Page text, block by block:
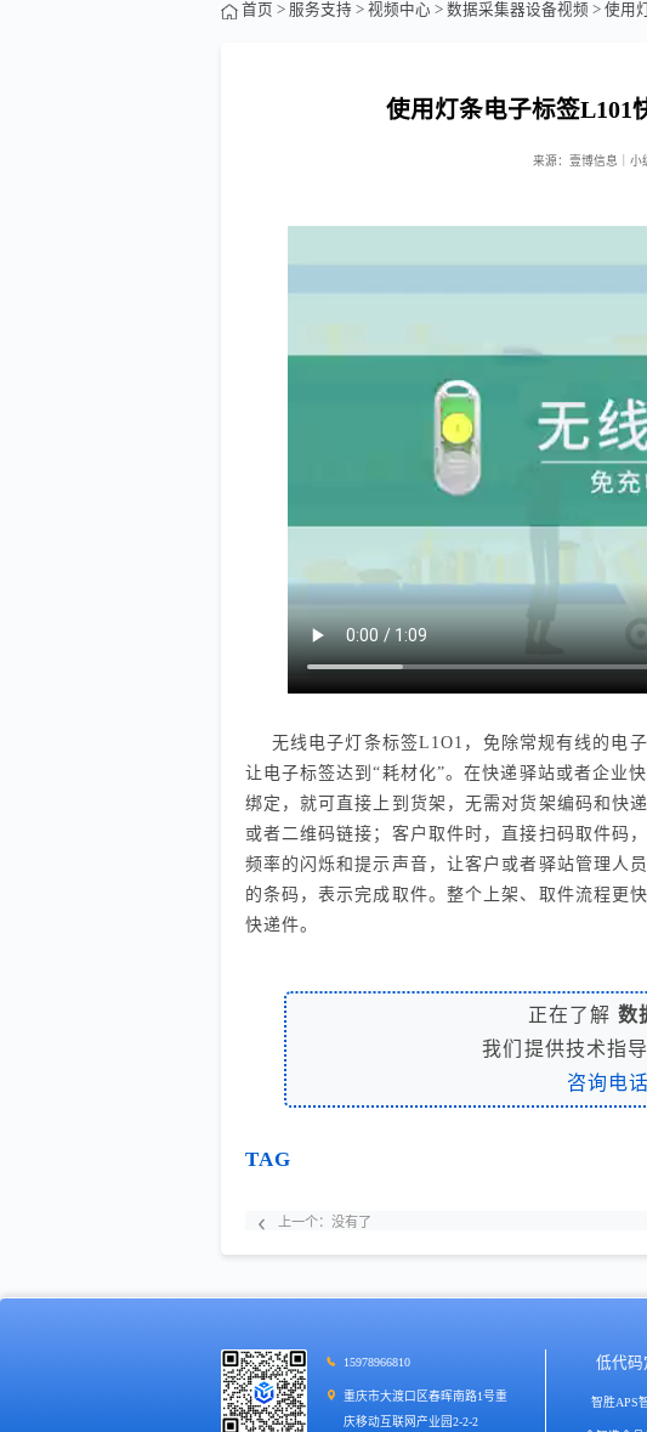
首页 > 服务支持 > 视频中心 > 数据采集器设备视频 > 使用
使用灯条电子标签L101
来源：壹博信息｜小
无线电子灯条标签L1O1，免除常规有线的电
让电子标签达到“耗材化”。在快递驿站或者企业
绑定，就可直接上到货架，无需对货架编码和快
或者二维码链接；客户取件时，直接扫码取件码
频率的闪烁和提示声音，让客户或者驿站管理人
的条码，表示完成取件。整个上架、取件流程更
快递件。
正在了解 数
我们提供技术指
咨询电
TAG
上一个：没有了
15978966810
重庆市大渡口区春晖南路1号重
庆移动互联网产业园2-2-2
低代码
智胜APS